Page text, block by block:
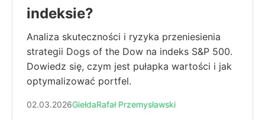
indeksie?
Analiza skuteczności i ryzyka przeniesienia
strategii Dogs of the Dow na indeks S&P 500.
Dowiedz się, czym jest pułapka wartości i jak
optymalizować portfel.
02.03.2026GiełdaRafał Przemysławski